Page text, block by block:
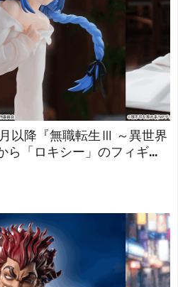
以降『無職転生Ⅲ ～異世界
ら「ロキシー」のフィギュ